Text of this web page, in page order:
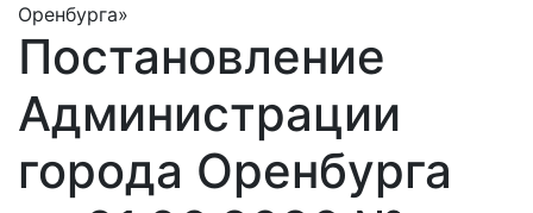
Оренбурга»
Постановление
Администрации
города Оренбурга